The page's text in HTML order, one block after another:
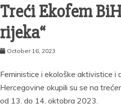
Treći Ekofem
rijeka“
October 16, 2023
Feministice i ekološke aktivistice i
Hercegovine okupili su se na
od 13. do 14. oktobra 2023.